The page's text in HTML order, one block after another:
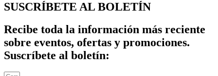
SUSCRÍBETE AL BOLETÍN
Recibe toda la información más reciente
sobre eventos, ofertas y promociones.
Suscríbete al boletín: